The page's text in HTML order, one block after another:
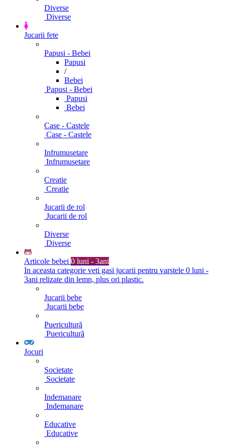
Diverse
Diverse
Jucarii fete
Papusi - Bebei
Papusi
/
Bebei
Papusi - Bebei
Papusi
Bebei
Case - Castele
Case - Castele
Infrumusetare
Infrumusetare
Creatie
Creatie
Jucarii de rol
Jucarii de rol
Diverse
Diverse
Articole bebei 0 luni - 3ani
In aceasta categorie veti gasi jucarii pentru varstele 0 luni -
3ani relizate din lemn, plus ori plastic.
Jucarii bebe
Jucarii bebe
Puericultură
Puericultură
Jocuri
Societate
Societate
Indemanare
Indemanare
Educative
Educative